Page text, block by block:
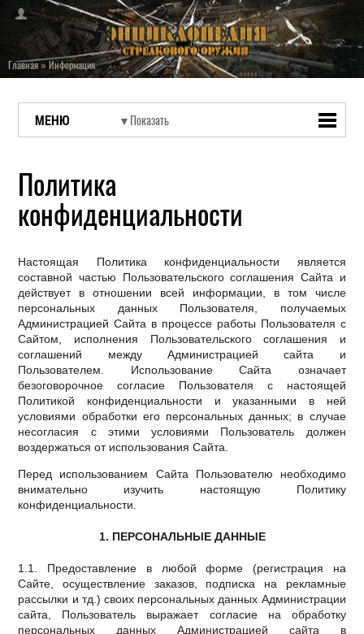
Главная»Информация
МЕНЮ
Политика
конфиденциальности
Настоящая Политика конфиденциальности является
составной частью Пользовательского соглашения Сайта и
действует в отношении всей информации, в том числе
персональных данных Пользователя, получаемых
Администрацией Сайта в процессе работы Пользователя с
Сайтом, исполнения Пользовательского соглашения и
соглашений между Администрацией сайта и
Пользователем. Использование Сайта означает
безоговорочное согласие Пользователя с настоящей
Политикой конфиденциальности и указанными в ней
условиями обработки его персональных данных; в случае
несогласия с этими условиями Пользователь должен
воздержаться от использования Сайта.
Перед использованием Сайта Пользователю необходимо
внимательно изучить настоящую Политику
конфиденциальности.
1. ПЕРСОНАЛЬНЫЕ ДАННЫЕ
1.1. Предоставление в любой форме (регистрация на
Сайте, осуществление заказов, подписка на рекламные
рассылки и тд.) своих персональных данных Администрации
сайта, Пользователь выражает согласие на обработку
персональных данных Администрацией сайта в